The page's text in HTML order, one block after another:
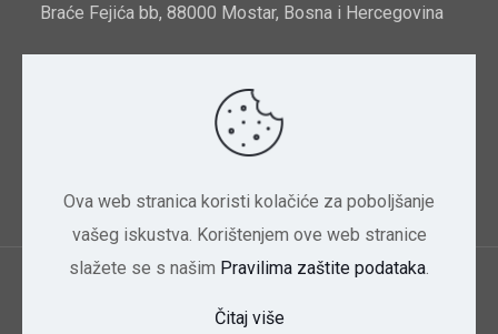
Braće Fejića bb, 88000 Mostar, Bosna i Hercegovina
Indeks kvalitete zraka u Mostaru:
Ova web stranica koristi kolačiće za poboljšanje
vašeg iskustva. Korištenjem ove web stranice
slažete se s našim Pravilima zaštite podataka.
Čitaj više